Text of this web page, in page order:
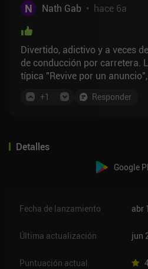
N Nath Gab • hace 6a
Divertido, adictivo y a veces
de conducción por carretera. La monetización es la
típica "Revive por un
divertissement para su cuarto
+1 Responder
Detalles
Google
Fecha de lanzamiento abr
Última actualización jun
Puntuación actual